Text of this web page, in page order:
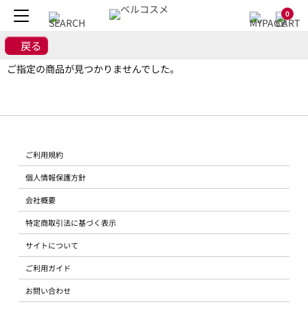
0
戻る
ご指定の商品が見つかりませんでした。
ご利用規約
個人情報保護方針
会社概要
特定商取引法に基づく表示
サイトについて
ご利用ガイド
お問い合わせ